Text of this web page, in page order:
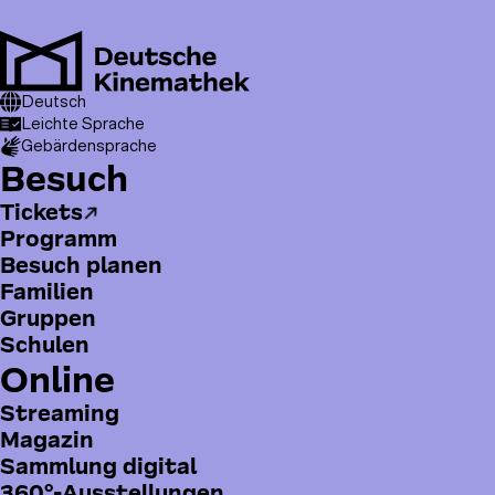
zum
Inhalt
T
o
p
m
e
n
u
Deutsch
Leichte Sprache
Gebärdensprache
H
a
u
p
t
m
e
n
ü
Besuch
Tickets
Programm
Besuch planen
Familien
Gruppen
Schulen
Online
Streaming
Magazin
Sammlung digital
Pfadnavigation
Besuch